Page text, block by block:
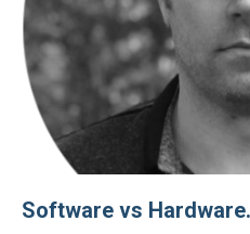
Software vs